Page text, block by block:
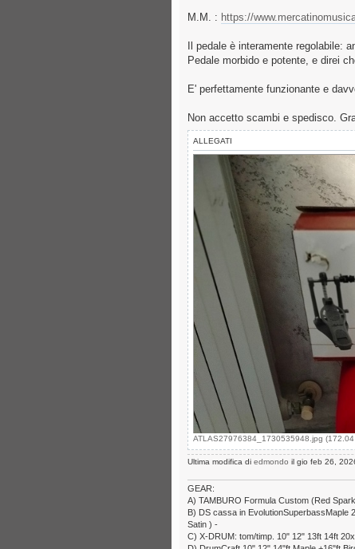
M.M. : https://
Il pedale è interamente regolabile:
Pedale morbido e potente, e direi
E' perfettamente funzionante e
Non accetto scambi e spedisco.
ALLEGATI
ATLAS27976384_1730535948.jpg
Ultima modifica di edmondo il gio feb 26,
GEAR:
A) TAMBURO Formula Custom (Red
B) DS cassa in EvolutionSuperbassMaple
Satin ) -
C) X-DRUM: tom/timp. 10" 12" 13ft 14ft